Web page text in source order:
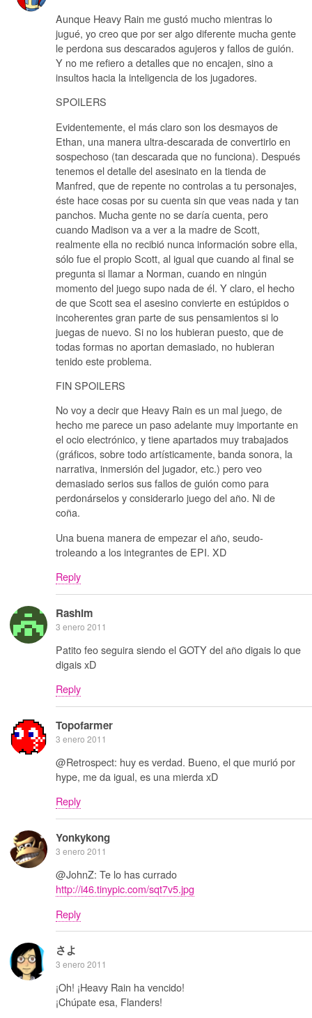
Aunque Heavy Rain me gustó mucho mientras lo
jugué, yo creo que por ser algo diferente mucha gente
le perdona sus descarados agujeros y fallos de guión.
Y no me refiero a detalles que no encajen, sino a
insultos hacia la inteligencia de los jugadores.
SPOILERS
Evidentemente, el más claro son los desmayos de
Ethan, una manera ultra-descarada de convertirlo en
sospechoso (tan descarada que no funciona). Después
tenemos el detalle del asesinato en la tienda de
Manfred, que de repente no controlas a tu personajes,
éste hace cosas por su cuenta sin que veas nada y tan
panchos. Mucha gente no se daría cuenta, pero
cuando Madison va a ver a la madre de Scott,
realmente ella no recibió nunca información sobre ella,
sólo fue el propio Scott, al igual que cuando al final se
pregunta si llamar a Norman, cuando en ningún
momento del juego supo nada de él. Y claro, el hecho
de que Scott sea el asesino convierte en estúpidos o
incoherentes gran parte de sus pensamientos si lo
juegas de nuevo. Si no los hubieran puesto, que de
todas formas no aportan demasiado, no hubieran
tenido este problema.
FIN SPOILERS
No voy a decir que Heavy Rain es un mal juego, de
hecho me parece un paso adelante muy importante en
el ocio electrónico, y tiene apartados muy trabajados
(gráficos, sobre todo artísticamente, banda sonora, la
narrativa, inmersión del jugador, etc.) pero veo
demasiado serios sus fallos de guión como para
perdonárselos y considerarlo juego del año. Ni de
coña.
Una buena manera de empezar el año, seudo-
troleando a los integrantes de EPI. XD
Reply
Rashim
3 enero 2011
Patito feo seguira siendo el GOTY del año digais lo que
digais xD
Reply
Topofarmer
3 enero 2011
@Retrospect: huy es verdad. Bueno, el que murió por
hype, me da igual, es una mierda xD
Reply
Yonkykong
3 enero 2011
@JohnZ: Te lo has currado
http://i46.tinypic.com/sqt7v5.jpg
Reply
さよ
3 enero 2011
¡Oh! ¡Heavy Rain ha vencido!
¡Chúpate esa, Flanders!